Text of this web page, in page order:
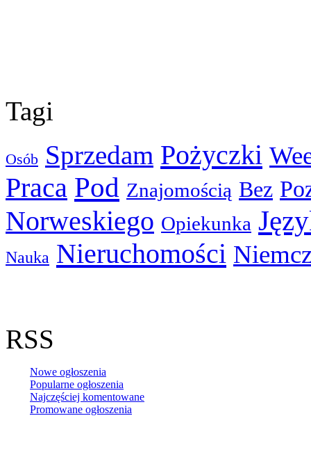
Tagi
Osób Sprzedam Pożyczki
Praca Pod Znajomością Bez
Norweskiego Opiekunka
Nauka Nieruchomości
RSS
Nowe ogłoszenia
Popularne ogłoszenia
Najczęściej komentowane
Promowane ogłoszenia